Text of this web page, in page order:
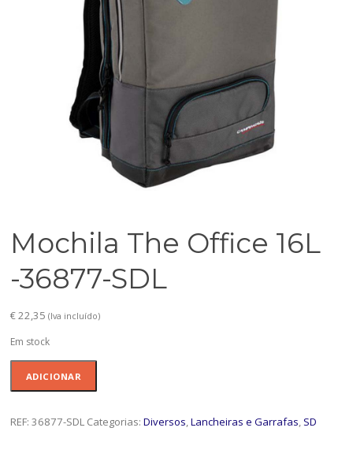
Mochila The Office 16L
-36877-SDL
€22,35 (Iva incluído)
Em stock
The
ADICIONAR
REF:36877-SDL Categorias:Diversos,Lancheiras e Garrafas, SD